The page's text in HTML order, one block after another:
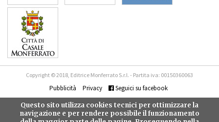
Copyright © 2018, Editrice Monferrato S.r.l. - Partita iva: 00150360063
Pubblicità Privacy Seguici su facebook
Questo sito utilizza cookies tecnici per ottimizzare la
navigazione e per rendere possibile il funzionamento